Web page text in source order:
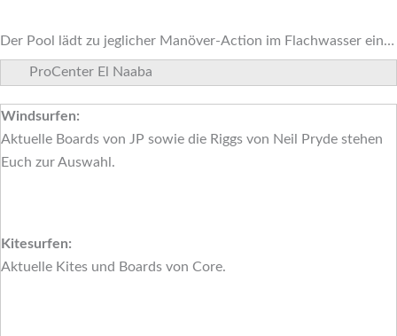
Der Pool lädt zu jeglicher Manöver-Action im Flachwasser ein…
ProCenter El Naaba
Windsurfen:
Aktuelle Boards von JP sowie die Riggs von Neil Pryde stehen
Euch zur Auswahl.
Kitesurfen:
Aktuelle Kites und Boards von Core.